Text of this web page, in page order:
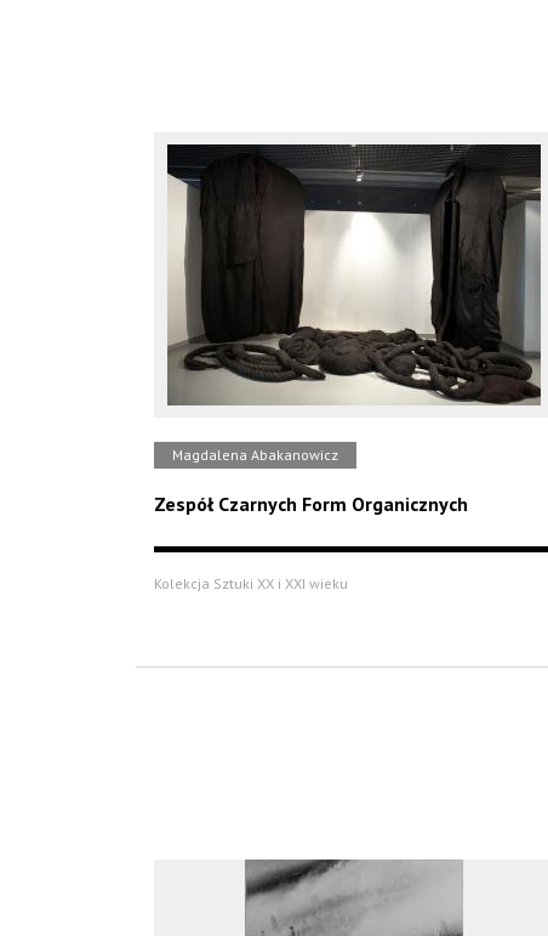
Magdalena Abakanowicz
Zespół Czarnych Form Organicznych
Kolekcja Sztuki XX i XXI wieku